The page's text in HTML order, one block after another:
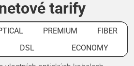
tarify
PREMIUM
FIBER
DSL ECONOMY